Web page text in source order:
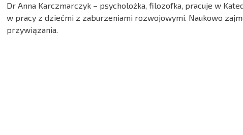
Dr Anna Karczmarczyk – psycholożka, filozofka, pracuje w
w pracy z dziećmi z zaburzeniami rozwojowymi. Naukowo
przywiązania.